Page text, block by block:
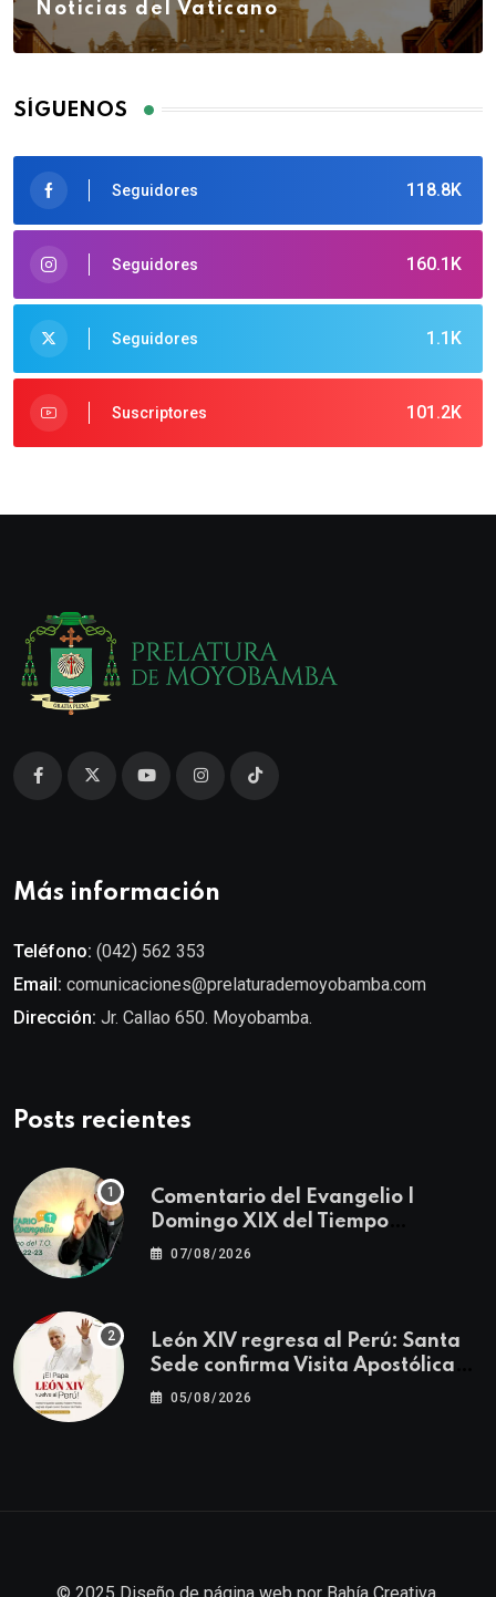
Noticias del Vaticano
SÍGUENOS
118.8K
Seguidores
160.1K
Seguidores
1.1K
Seguidores
101.2K
Suscriptores
Más información
Teléfono: (042) 562 353
Email: comunicaciones@prelaturademoyobamba.com
Dirección: Jr. Callao 650. Moyobamba.
Posts recientes
Comentario del Evangelio |
Domingo XIX del Tiempo
Ordinario | Mateo 14, 22-23
07/08/2026
León XIV regresa al Perú: Santa
Sede confirma Visita Apostólica
del 11 al 17 de noviembre
05/08/2026